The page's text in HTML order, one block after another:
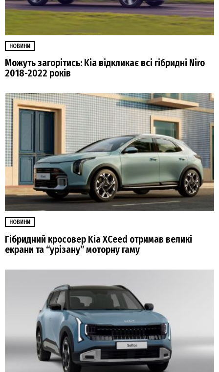
НОВИНИ
Можуть загорітись: Kia відкликає всі гібридні Niro
2018-2022 років
НОВИНИ
Гібридний кросовер Kia XCeed отримав великі
екрани та “урізану” моторну гаму